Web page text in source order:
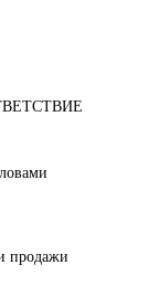
продажи